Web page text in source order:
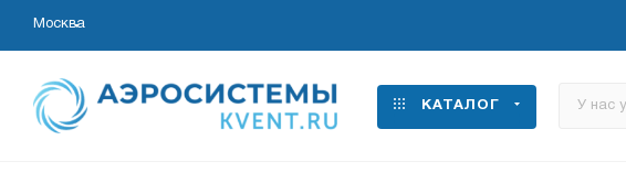
Москва
КАТАЛОГ